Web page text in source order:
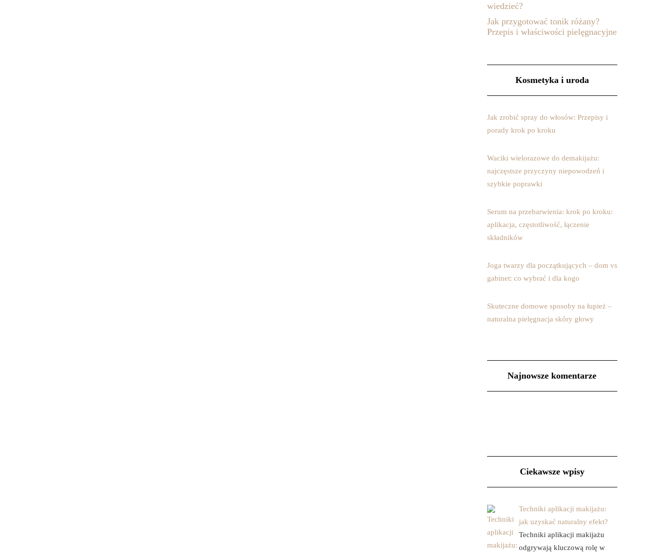
wiedzieć?
Jak przygotować tonik różany?
Przepis i właściwości pielęgnacyjne
Kosmetyka i uroda
Jak zrobić spray do włosów: Przepisy i
porady krok po kroku
Waciki wielorazowe do demakijażu:
najczęstsze przyczyny niepowodzeń i
szybkie poprawki
Serum na przebarwienia: krok po kroku:
aplikacja, częstotliwość, łączenie
składników
Joga twarzy dla początkujących – dom vs
gabinet: co wybrać i dla kogo
Skuteczne domowe sposoby na łupież –
naturalna pielęgnacja skóry głowy
Najnowsze komentarze
Ciekawsze wpisy
Techniki aplikacji makijażu:
jak uzyskać naturalny efekt?
Techniki aplikacji makijażu
odgrywają kluczową rolę w